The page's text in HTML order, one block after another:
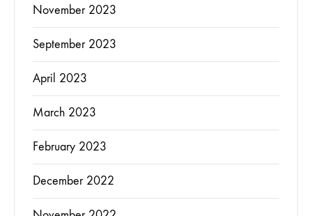
November 2023
September 2023
April 2023
March 2023
February 2023
December 2022